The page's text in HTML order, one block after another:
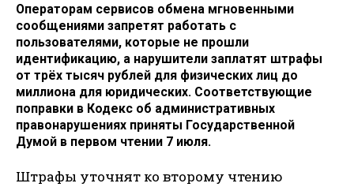
Операторам сервисов обмена мгновенными
сообщениями запретят работать с
пользователями, которые не прошли
идентификацию, а нарушители заплатят штрафы
от трёх тысяч рублей для физических лиц до
миллиона для юридических. Соответствующие
поправки в Кодекс об административных
правонарушениях приняты Государственной
Думой в первом чтении 7 июля.
Штрафы уточнят ко второму чтению